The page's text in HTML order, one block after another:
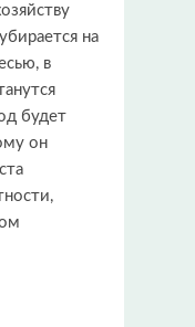
на
в
будет
он